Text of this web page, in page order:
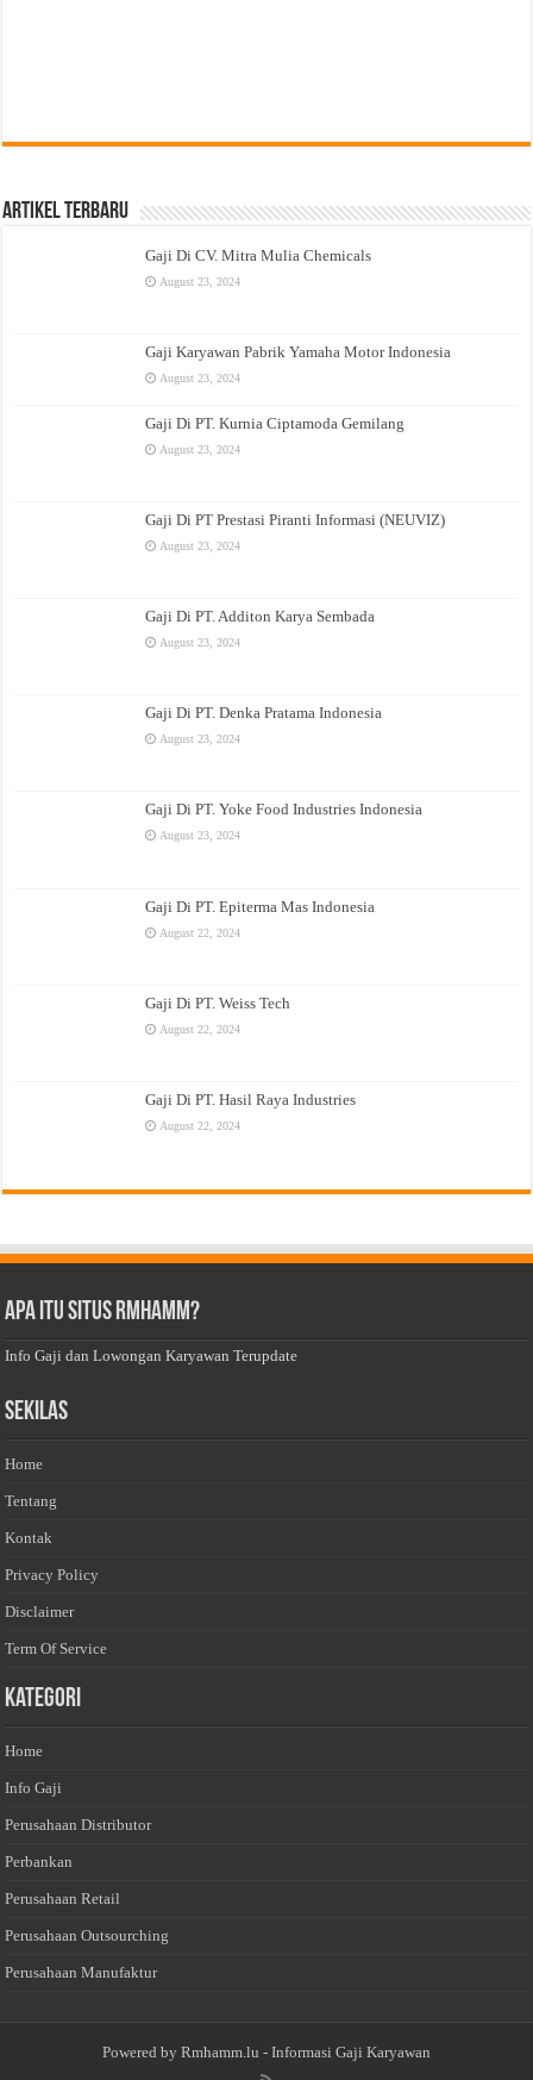
Artikel Terbaru
Gaji Di CV. Mitra Mulia Chemicals
August 23, 2024
Gaji Karyawan Pabrik Yamaha Motor Indonesia
August 23, 2024
Gaji Di PT. Kurnia Ciptamoda Gemilang
August 23, 2024
Gaji Di PT Prestasi Piranti Informasi (NEUVIZ)
August 23, 2024
Gaji Di PT. Additon Karya Sembada
August 23, 2024
Gaji Di PT. Denka Pratama Indonesia
August 23, 2024
Gaji Di PT. Yoke Food Industries Indonesia
August 23, 2024
Gaji Di PT. Epiterma Mas Indonesia
August 22, 2024
Gaji Di PT. Weiss Tech
August 22, 2024
Gaji Di PT. Hasil Raya Industries
August 22, 2024
Apa Itu Situs Rmhamm?
Info Gaji dan Lowongan Karyawan Terupdate
Sekilas
Home
Tentang
Kontak
Privacy Policy
Disclaimer
Term Of Service
Kategori
Home
Info Gaji
Perusahaan Distributor
Perbankan
Perusahaan Retail
Perusahaan Outsourching
Perusahaan Manufaktur
Powered by Rmhamm.lu - Informasi Gaji Karyawan